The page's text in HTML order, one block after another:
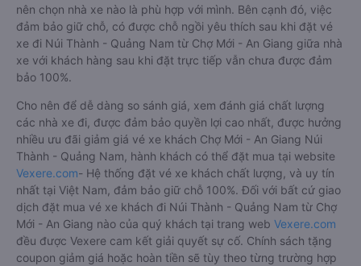
nên chọn nhà xe nào là phù hợp với mình. Bên cạnh đó, việc
đảm bảo giữ chỗ, có được chỗ ngồi yêu thích sau khi đặt vé
xe đi Núi Thành - Quảng Nam từ Chợ Mới - An Giang giữa nhà
xe với khách hàng sau khi đặt trực tiếp vẫn chưa được đảm
bảo 100%.
Cho nên để dễ dàng so sánh giá, xem đánh giá chất lượng
các nhà xe đi, được đảm bảo quyền lợi cao nhất, được hưởng
nhiều ưu đãi giảm giá vé xe khách Chợ Mới - An Giang Núi
Thành - Quảng Nam, hành khách có thể đặt mua tại website
Vexere.com- Hệ thống đặt vé xe khách chất lượng, và uy tín
nhất tại Việt Nam, đảm bảo giữ chỗ 100%. Đối với bất cứ giao
dịch đặt mua vé xe khách đi Núi Thành - Quảng Nam từ Chợ
Mới - An Giang nào của quý khách tại trang web Vexere.com
đều được Vexere cam kết giải quyết sự cố. Chính sách tặng
coupon giảm giá hoặc hoàn tiền sẽ tùy theo từng trường hợp